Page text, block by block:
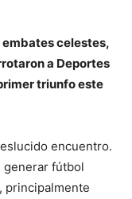
celestes,
a Deportes
triunfo este
encuentro.
generar fútbol
principalmente